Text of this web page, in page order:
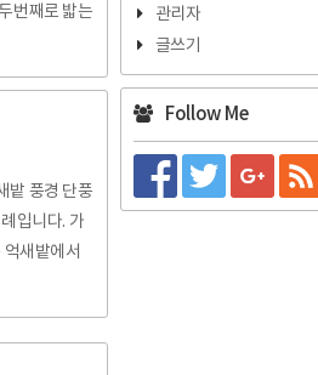
번째로 밟는
내원암뒤편
30분 걸렸
었는데 등
밭 풍경 단풍
입니다. 가
새밭에서
. 아름다운
간월재 억새
관리자
글쓰기
Follow Me